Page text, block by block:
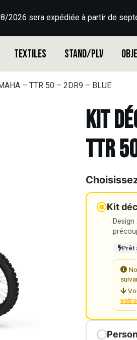
sera expédiée à partir de
Textiles Stand/PLV
– TTR 50 – 2DR9 – BLUE
Kit
TTR
Kit
Prêt